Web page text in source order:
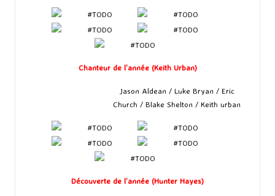
Chanteur de l’année (Keith Urban)
Jason Aldean / Luke Bryan / Eric
Church / Blake Shelton / Keith urban
Découverte de l’année (Hunter Hayes)